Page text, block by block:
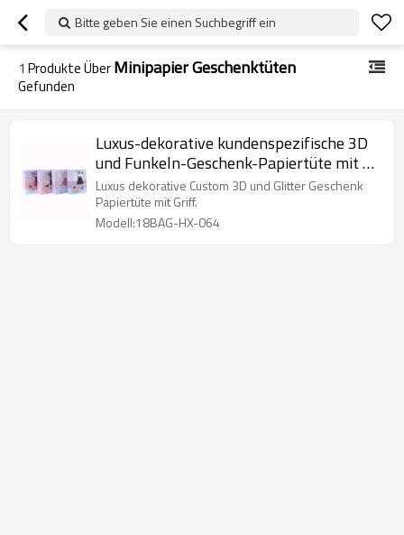
Bitte geben Sie einen Suchbegriff ein
1 Produkte ÜberMinipapier Geschenktüten
Gefunden
Luxus-dekorative kundenspezifische 3D
und Funkeln-Geschenk-Papiertüte mit 4
Designs sortiert in der Tongle-
Verpackung
Luxus dekorative Custom 3D und Glitter Geschenk
Papiertüte mit Griff.
Modell:18BAG-HX-064